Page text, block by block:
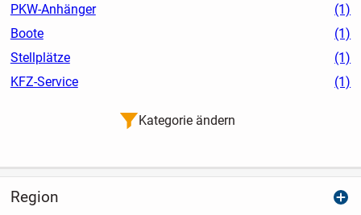
PKW-Anhänger
(1)
Boote
(1)
Stellplätze
(1)
KFZ-Service
(1)
Kategorie ändern
Region